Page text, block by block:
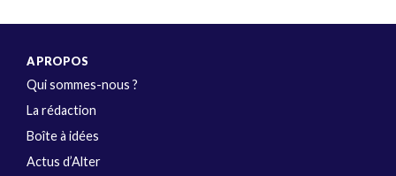
A PROPOS
Qui sommes-nous ?
La rédaction
Boîte à idées
Actus d’Alter